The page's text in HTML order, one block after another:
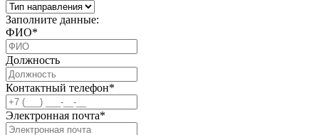
Заполните данные:
ФИО*
Должность
Контактный телефон*
Электронная почта*